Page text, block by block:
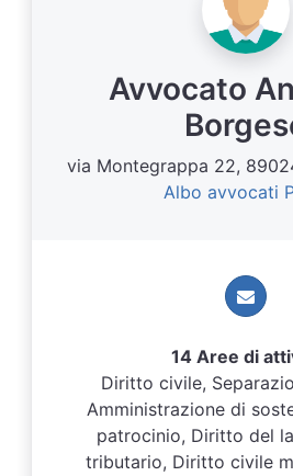
Avvocato
via Montegrappa 22,
Albo avvocati
14 Aree di
Diritto civile,
Amministrazione di
patrocinio, Diritto del
tributario, Diritto civile